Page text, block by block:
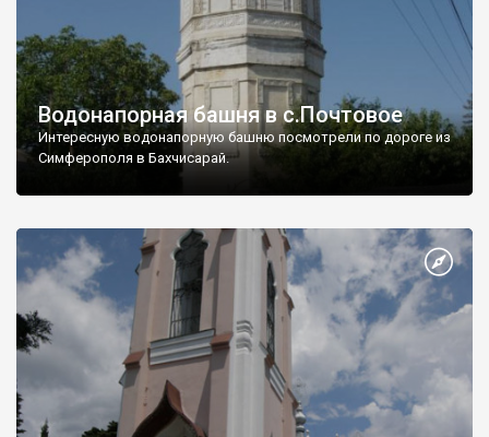
Водонапорная башня в с.Почтовое
Интересную водонапорную башню посмотрели по дороге из
Симферополя в Бахчисарай.